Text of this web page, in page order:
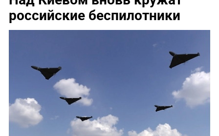
российские беспилотники